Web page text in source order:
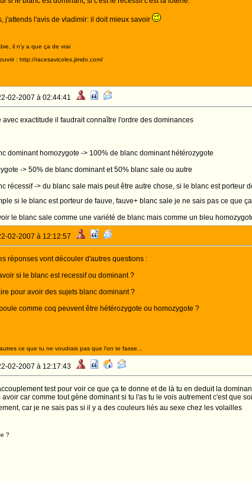
j'attends l'avis de vladimir: il doit mieux savoir
il n'y a que ça de vrai
: http://racesavicoles.jimdo.com/
02-2007 à 02:44:41
avec exactitude il faudrait connaître l'ordre des dominances
dominant homozygote -> 100% de blanc dominant hétérozygote
-> 50% de blanc dominant et 50% blanc sale ou autre
récessif -> du blanc sale mais peut être autre chose, si le blanc est
si le blanc est porteur de fauve, fauve+ blanc sale je ne sais pas ce que
le blanc sale comme une variété de blanc mais comme un bleu
02-2007 à 12:12:57
réponses vont découler d'autres questions :
si le blanc est recessif ou dominant ?
pour avoir des sujets blanc dominant ?
comme coq peuvent être hétérozygote ou homozygote ?
ce que tu ne voudrais pas que l'on te fasse...
02-2007 à 12:17:43
test pour voir ce que ça te donne et de là tu en deduit la
avoir car comme tout gène dominant si tu l'as tu le vois autrement c'est que
car je ne sais pas si il y a des couleurs liés au sexe chez les volailles
?